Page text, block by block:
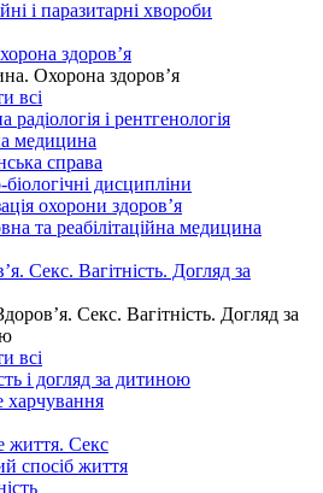
і паразитарні хвороби
здоров’я
Охорона здоров’я
всі
радіологія і рентгенологія
медицина
справа
дисципліни
охорони здоров’я
та реабілітаційна медицина
Секс. Вагітність. Догляд за
Секс. Вагітність. Догляд за
всі
і догляд за дитиною
харчування
життя. Секс
спосіб життя